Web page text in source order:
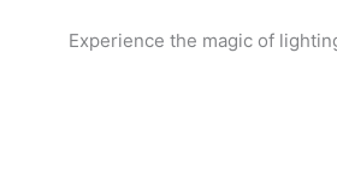
Experience the magic of